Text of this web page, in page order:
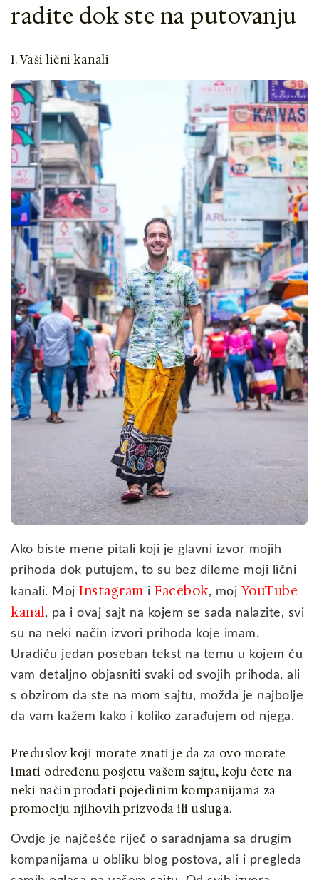
radite dok ste na putovanju
1. Vaši lični kanali
Ako biste mene pitali koji je glavni izvor mojih
prihoda dok putujem, to su bez dileme moji lični
kanali. Moj Instagram i Facebok, moj YouTube
kanal, pa i ovaj sajt na kojem se sada nalazite, svi
su na neki način izvori prihoda koje imam.
Uradiću jedan poseban tekst na temu u kojem ću
vam detaljno objasniti svaki od svojih prihoda, ali
s obzirom da ste na mom sajtu, možda je najbolje
da vam kažem kako i koliko zarađujem od njega.
Preduslov koji morate znati je da za ovo morate
imati određenu posjetu vašem sajtu, koju ćete na
neki način prodati pojedinim kompanijama za
promociju njihovih prizvoda ili usluga.
Ovdje je najčešće riječ o saradnjama sa drugim
kompanijama u obliku blog postova, ali i pregleda